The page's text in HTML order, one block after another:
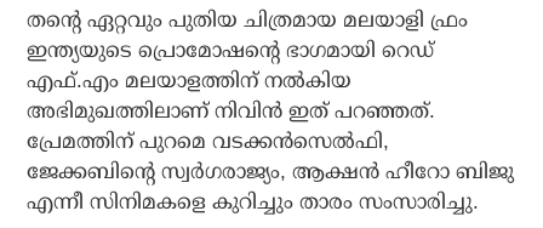
തന്റെ ഏറ്റവും പുതിയ ചിത്രമായ മലയാളി ഫ്രം
ഇന്ത്യയുടെ പ്രൊമോഷന്റെ ഭാഗമായി റെഡ്
എഫ്.എം മലയാളത്തിന് നല്‍കിയ
അഭിമുഖത്തിലാണ് നിവിന്‍ ഇത് പറഞ്ഞത്.
പ്രേമത്തിന് പുറമെ വടക്കന്‍സെല്‍ഫി,
ജേക്കബിന്റെ സ്വര്‍ഗരാജ്യം, ആക്ഷന്‍ ഹീറോ ബിജു
എന്നീ സിനിമകളെ കുറിച്ചും താരം സംസാരിച്ചു.